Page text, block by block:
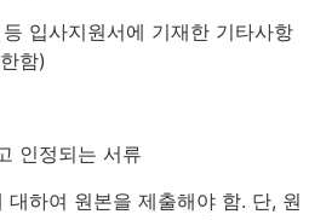
등 입사지원서에 기재한 기타사항
함)
인정되는 서류
하여 원본을 제출해야 함. 단, 원